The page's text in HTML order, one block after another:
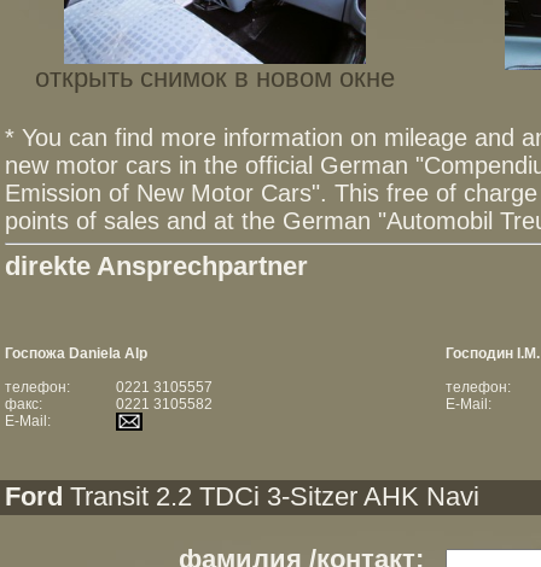
открыть снимок в новом окне
* You can find more information on mileage and
new motor cars in the official German
Emission of New Motor Cars". This free of
points of sales and at the German "Automobil
direkte Ansprechpartner
Госпожа Daniela Alp
Господин
телефон:
факс:
E-Mail:
0221 3105557
0221 3105582
телефон:
E-Mail:
Ford Transit 2.2 TDCi 3-Sitzer AHK Navi
фамилия /контакт: